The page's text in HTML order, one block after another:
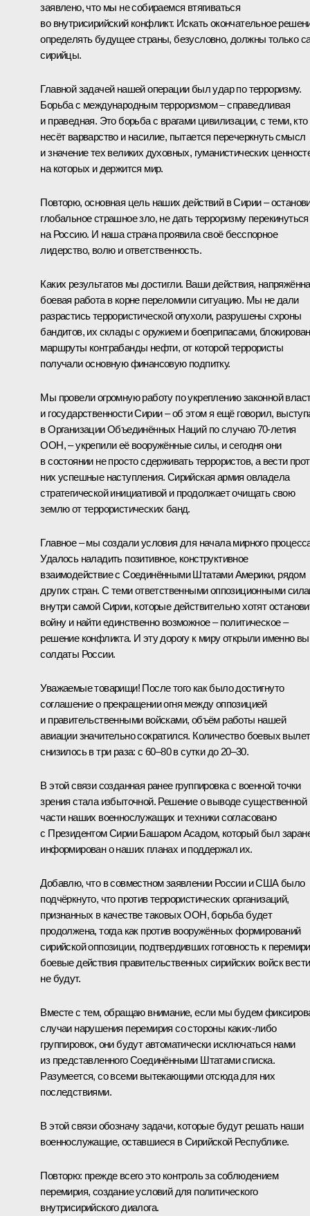
заявлено, что мы не собираемся втягиваться
во внутрисирийский конфликт. Искать окончательное
определять будущее страны, безусловно, должны только
сирийцы.
Главной задачей нашей операции был удар по терроризму.
Борьба с международным терроризмом – справедливая
и праведная. Это борьба с врагами цивилизации, с теми, кто
несёт варварство и насилие, пытается перечеркнуть смысл
и значение тех великих духовных, гуманистических
на которых и держится мир.
Повторю, основная цель наших действий в Сирии –
глобальное страшное зло, не дать терроризму перекинуться
на Россию. И наша страна проявила своё бесспорное
лидерство, волю и ответственность.
Каких результатов мы достигли. Ваши действия,
боевая работа в корне переломили ситуацию. Мы не дали
разрастись террористической опухоли, разрушены схроны
бандитов, их склады с оружием и боеприпасами,
маршруты контрабанды нефти, от которой террористы
получали основную финансовую подпитку.
Мы провели огромную работу по укреплению законной
и государственности Сирии – об этом я ещё говорил,
в Организации Объединённых Наций по случаю 70-летия
ООН, – укрепили её вооружённые силы, и сегодня они
в состоянии не просто сдерживать террористов, а вести
них успешные наступления. Сирийская армия овладела
стратегической инициативой и продолжает очищать свою
землю от террористических банд.
Главное – мы создали условия для начала мирного
Удалось наладить позитивное, конструктивное
взаимодействие с Соединёнными Штатами Америки, рядом
других стран. С теми ответственными оппозиционными
внутри самой Сирии, которые действительно хотят
войну и найти единственно возможное – политическое –
решение конфликта. И эту дорогу к миру открыли именно
солдаты России.
Уважаемые товарищи! После того как было достигнуто
соглашение о прекращении огня между оппозицией
и правительственными войсками, объём работы нашей
авиации значительно сократился. Количество боевых
снизилось в три раза: с 60–80 в сутки до 20–30.
В этой связи созданная ранее группировка с военной точки
зрения стала избыточной. Решение о выводе существенной
части наших военнослужащих и техники согласовано
с Президентом Сирии Башаром Асадом, который был
информирован о наших планах и поддержал их.
Добавлю, что в совместном заявлении России и США было
подчёркнуто, что против террористических организаций,
признанных в качестве таковых ООН, борьба будет
продолжена, тогда как против вооружённых формирований
сирийской оппозиции, подтвердивших готовность к
боевые действия правительственных сирийских войск
не будут.
Вместе с тем, обращаю внимание, если мы будем
случаи нарушения перемирия со стороны каких‑либо
группировок, они будут автоматически исключаться нами
из представленного Соединёнными Штатами списка.
Разумеется, со всеми вытекающими отсюда для них
последствиями.
В этой связи обозначу задачи, которые будут решать наши
военнослужащие, оставшиеся в Сирийской Республике.
Повторю: прежде всего это контроль за соблюдением
перемирия, создание условий для политического
внутрисирийского диалога.